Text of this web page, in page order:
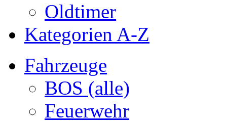
Oldtimer
Kategorien A-Z
Fahrzeuge
BOS (alle)
Feuerwehr